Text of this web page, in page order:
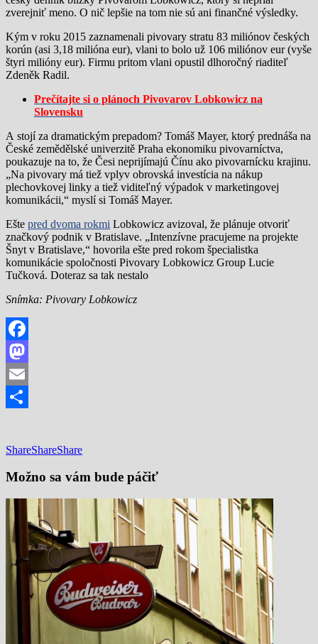
zverejniť meno. O nič lepšie na tom nie sú ani finančné výsledky.
Kým v roku 2015 zaznamenali pivovary stratu 83 miliónov českých
korún (asi 3,18 milióna eur), vlani to bolo už 106 miliónov eur (vyše
štyri milióny eur). Firmu pritom vlani opustil dlhoročný riaditeľ
Zdeněk Radil.
Prečítajte si o plánoch Pivovarov Lobkowicz na
Slovensku
A stojí za dramatickým prepadom? Tomáš Mayer, ktorý prednáša na
České zemědělské univerzitě Praha ekonomiku pivovarníctva,
poukazuje na to, že Česi neprijímajú Čínu ako pivovarnícku krajinu.
„Na pivovary má tiež vplyv obrovská investícia na nákup
plechovkovej linky a tiež viditeľný výpadok v marketingovej
komunikácii,“ myslí si Tomáš Mayer.
Ešte pred dvoma rokmi Lobkowicz avizoval, že plánuje otvoriť
značkový podnik v Bratislave. „Intenzívne pracujeme na projekte
Šnyt v Bratislave,“ hovorila ešte pred rokom špecialistka
komunikácie spoločnosti Pivovary Lobkowicz Group Lucie
Tučková. Doteraz sa tak nestalo
Snímka: Pivovary Lobkowicz
Facebook
Mastodon
Email
ShareShareShare
Možno sa vám bude páčiť